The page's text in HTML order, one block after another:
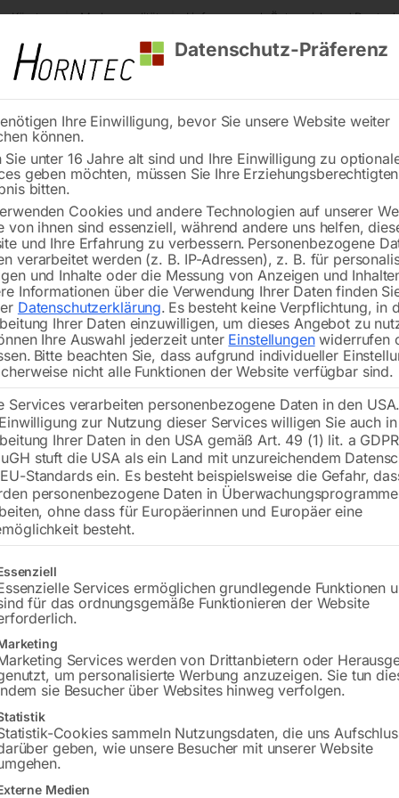
Kärnten Markenqualität Lieferung nach Österreich und
Reinigung
– Sichere und
von Fahrrädern
es eine große Auswahlsicherer wie auchpraktischer
aufFahrradparkplätzenoder in Abstellanlagen. Die
ihre Fahrräder sicher wie auch platzsparend
Wandträger mit
Fahrradständer Parker 2
Datenschutz-Präferenz
Ihre Einwilligung, bevor Sie unsere Website weiter
können.
Sie unter 16 Jahre alt sind und Ihre Einwilligung zu
geben möchten, müssen Sie Ihre
bitten.
Cookies und andere Technologien auf unserer
von ihnen sind essenziell, während andere uns helfen,
und Ihre Erfahrung zu verbessern. Personenbezogene
verarbeitet werden (z. B. IP-Adressen), z. B. für
und Inhalte oder die Messung von Anzeigen und
Informationen über die Verwendung Ihrer Daten finden
Datenschutzerklärung. Es besteht keine Verpflichtung, in
Ihrer Daten einzuwilligen, um dieses Angebot zu
Ihre Auswahl jederzeit unter Einstellungenwiderrufen
Bitte beachten Sie, dass aufgrund individueller
nicht alle Funktionen der Website verfügbar sind.
Services verarbeiten personenbezogene Daten in den
zur Nutzung dieser Services willigen Sie auch
Ihrer Daten in den USA gemäß Art. 49 (1) lit. a
stuft die USA als ein Land mit unzureichendem
Standards ein. Es besteht beispielsweise die Gefahr,
personenbezogene Daten in
ohne dass für Europäerinnen und Europäer eine
besteht.
eine Liste der Service-Gruppen, für die eine Einwilligung erteilt
Services ermöglichen grundlegende Funktionen
für das ordnungsgemäße Funktionieren der Website
Services werden von Drittanbietern oder
um personalisierte Werbung anzuzeigen. Sie tun
sie Besucher über Websites hinweg verfolgen.
Cookies sammeln Nutzungsdaten, die uns
geben, wie unsere Besucher mit unserer Website
Medien